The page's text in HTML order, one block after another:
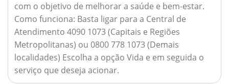
com o objetivo de melhorar a saúde e bem-estar.
Como funciona: Basta ligar para a Central de
Atendimento 4090 1073 (Capitais e Regiões
Metropolitanas) ou 0800 778 1073 (Demais
localidades) Escolha a opção Vida e em seguida o
serviço que deseja acionar.